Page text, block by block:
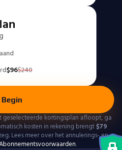
$96$240
Begin
kortingsplan afloopt, ga
kosten in rekening brengt$79
Lees meer over het annulerings- en
.